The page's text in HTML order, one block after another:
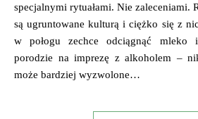
specjalnymi rytuałami. Nie zaleceniami.
są ugruntowane kulturą i ciężko się z
w połogu zechce odciągnąć mleko
porodzie na imprezę z alkoholem –
może bardziej wyzwolone…